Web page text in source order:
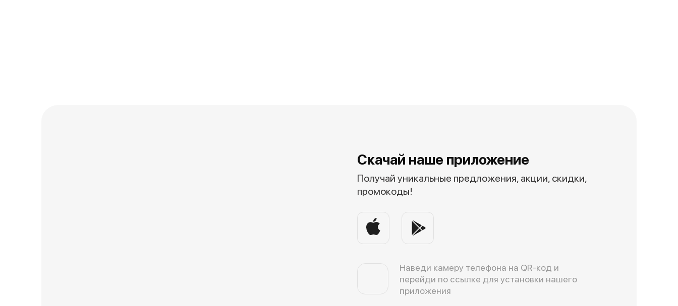
Скачай наше приложение
Получай уникальные предложения, акции, скидки,
промокоды!
Наведи камеру телефона на QR-код и
перейди по ссылке для установки нашего
приложения